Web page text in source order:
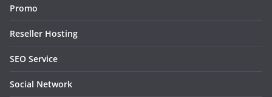
Promo
Reseller Hosting
SEO Service
Social Network